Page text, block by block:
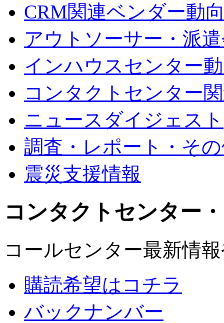
CRM関連ベンダー動
アウトソーサー・派
インハウスセンター
コンタクトセンター
ニュースダイジェスト
調査・レポート・そ
震災支援情報
コンタクトセンター
コールセンター最新情
購読希望はコチラ
バックナンバー